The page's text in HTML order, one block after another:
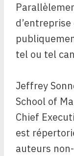
tel ou tel
Jeffrey
School of
Chief
est
auteurs